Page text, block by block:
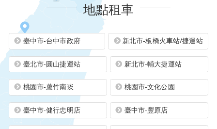
地點租車
臺中市-台中市政府 新北市-板橋火車站/捷運站
臺北市-圓山捷運站 新北市-輔大捷運站
桃園市-蘆竹南崁 桃園市-文化公園
臺中市-健行忠明店 臺中市-豐原店